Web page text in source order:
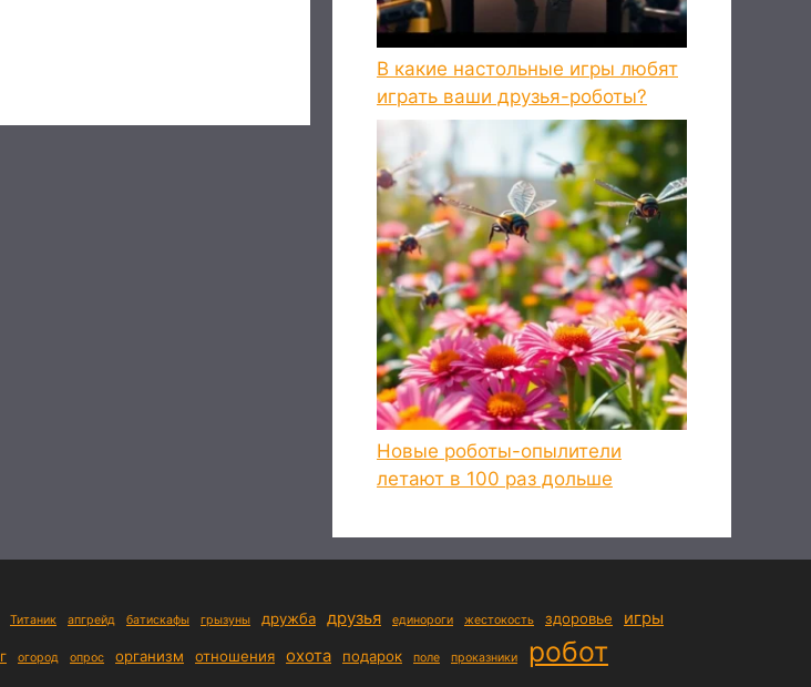
В какие настольные игры любят
играть ваши друзья-роботы?
Новые роботы-опылители
летают в 100 раз дольше
Титаник апгрейд батискафы грызуны дружба друзья единороги жестокость здоровье игры
огород опрос организм отношения охота подарок поле проказники робот